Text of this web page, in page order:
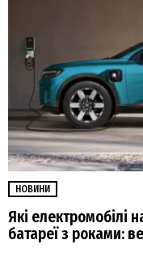
НОВИНИ
Які електромобілі
батареї з роками: